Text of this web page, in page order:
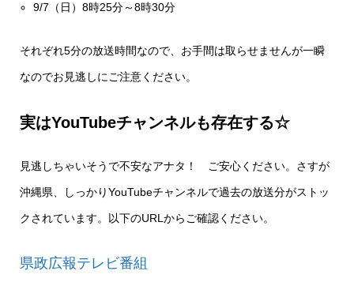
9/7（日）8時25分～8時30分
それぞれ5分の放送時間なので、お手間は取らせませんが一瞬
なのでお見逃しにご注意ください。
実はYouTubeチャンネルも存在する☆
見逃しちゃいそうで不安なアナタ！ ご安心ください。さすが
沖縄県、しっかりYouTubeチャンネルで過去の放送分がストッ
クされています。以下のURLからご確認ください。
県政広報テレビ番組